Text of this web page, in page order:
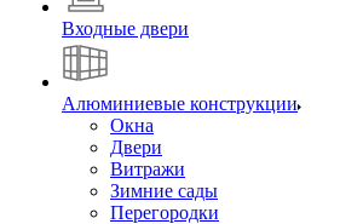
Входные двери
Алюминиевые конструкции
Окна
Двери
Витражи
Зимние сады
Перегородки